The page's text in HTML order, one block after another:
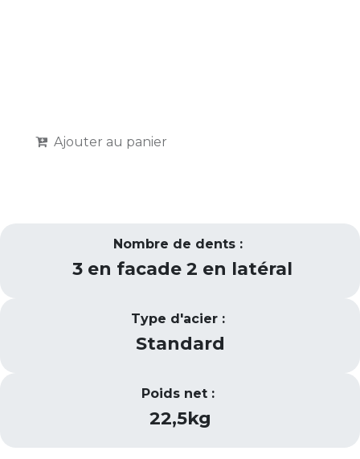
Ajouter au panier
Nombre de dents :
3 en facade 2 en latéral
Type d'acier :
Standard
Poids net :
22,5kg